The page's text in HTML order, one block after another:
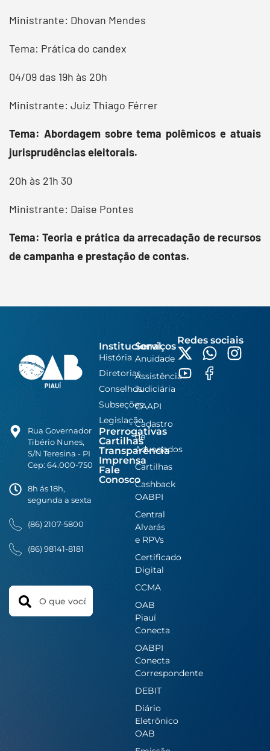
Ministrante: Dhovan Mendes
Tema: Prática do candex
04/09 das 19h às 20h
Ministrante: Juiz Thiago Férrer
Tema: Abordagem sobre tema polêmicos e atuais
jurisprudências eleitorais.
20h às 21h 30
Ministrante: Daise Pontes
Tema: Teoria e prática da arrecadação de recursos
de campanha e prestação de contas.
Rua Governador
Tibério Nunes,
S/N Teresina - PI
Cep: 64.000-750
8h ás 18h,
segunda a sexta
(86) 2107-5800
(86) 98141-8181
Search
Institucional
História
Diretorias
Conselhos
Subseções
Legislação
Prerrogativas
Cartilhas
Transparência
Imprensa
Fale
Conosco
Serviços
Anuidade
Assistência
Judiciária
CAAPI
Cadastro
de
Advogados
Cartilhas
Cashback
OABPI
Central
Alvarás
e RPVs
Certificado
Digital
CCMA
OAB
Piauí
Conecta
OABPI
Conecta
Correspondente
DEBIT
Diário
Eletrônico
OAB
Redes sociais